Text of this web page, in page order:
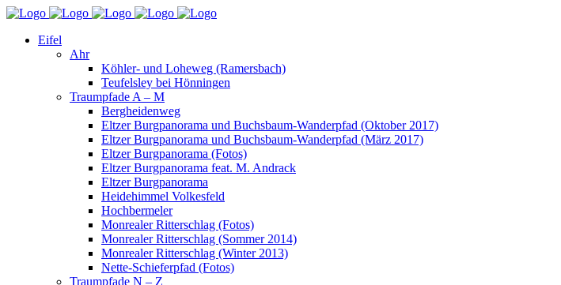
Eifel
Ahr
Köhler- und Loheweg (Ramersbach)
Teufelsley bei Hönningen
Traumpfade A – M
Bergheidenweg
Eltzer Burgpanorama und Buchsbaum-Wanderpfad (Oktober 2017)
Eltzer Burgpanorama und Buchsbaum-Wanderpfad (März 2017)
Eltzer Burgpanorama (Fotos)
Eltzer Burgpanorama feat. M. Andrack
Eltzer Burgpanorama
Heidehimmel Volkesfeld
Hochbermeler
Monrealer Ritterschlag (Fotos)
Monrealer Ritterschlag (Sommer 2014)
Monrealer Ritterschlag (Winter 2013)
Nette-Schieferpfad (Fotos)
Traumpfade N – Z